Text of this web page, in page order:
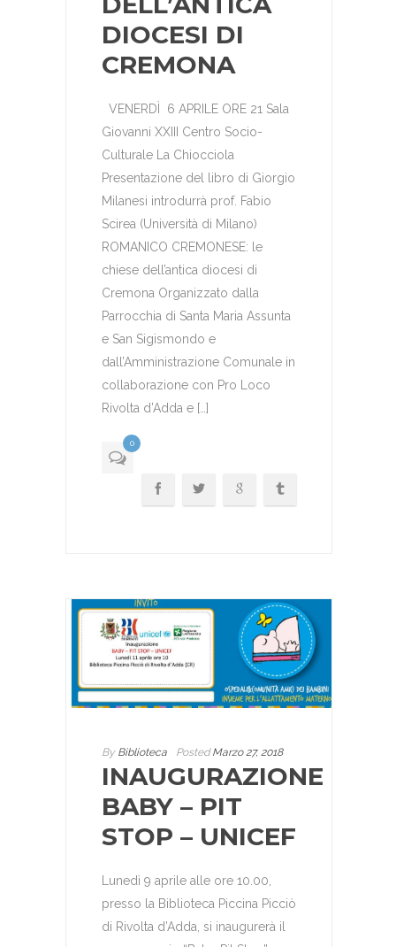
DIOCESI DI
CREMONA
VENERDÌ 6 APRILE ORE 21 Sala
Giovanni XXIII Centro Socio-
Culturale La Chiocciola
Presentazione del libro di Giorgio
Milanesi introdurrà prof. Fabio
Scirea (Università di Milano)
ROMANICO CREMONESE: le
chiese dell’antica diocesi di
Cremona Organizzato dalla
Parrocchia di Santa Maria Assunta
e San Sigismondo e
dall’Amministrazione Comunale in
collaborazione con Pro Loco
Rivolta d’Adda e […]
0
ByBiblioteca PostedMarzo 27, 2018
INAUGURAZIONE
BABY – PIT
STOP – UNICEF
Lunedì 9 aprile alle ore 10.00,
presso la Biblioteca Piccina Picciò
di Rivolta d’Adda, si inaugurerà il